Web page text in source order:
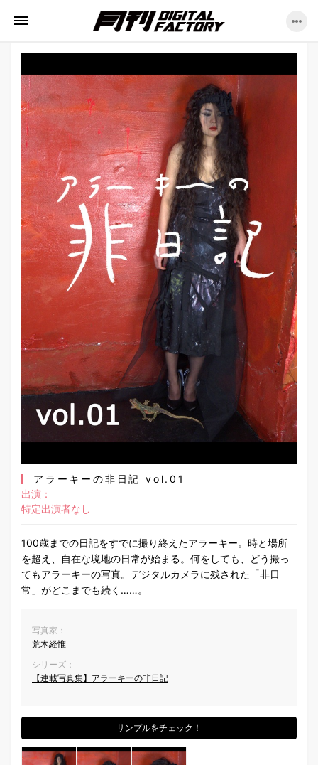
アラーキーの非日記 vol.01
出演：
特定出演者なし
100歳までの日記をすでに撮り終えたアラーキー。時と場所
を超え、自在な境地の日常が始まる。何をしても、どう撮っ
てもアラーキーの写真。デジタルカメラに残された「非日
常」がどこまでも続く……。
写真家：
荒木経惟
シリーズ：
【連載写真集】アラーキーの非日記
サンプルをチェック！